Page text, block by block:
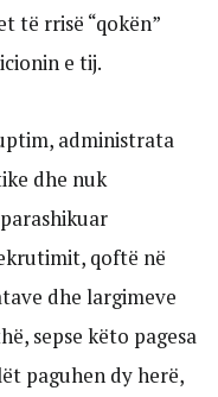
të rrisë “qokën”
e tij.
administrata
dhe nuk
qoftë në
dhe largimeve
sepse këto pagesa
paguhen dy herë,